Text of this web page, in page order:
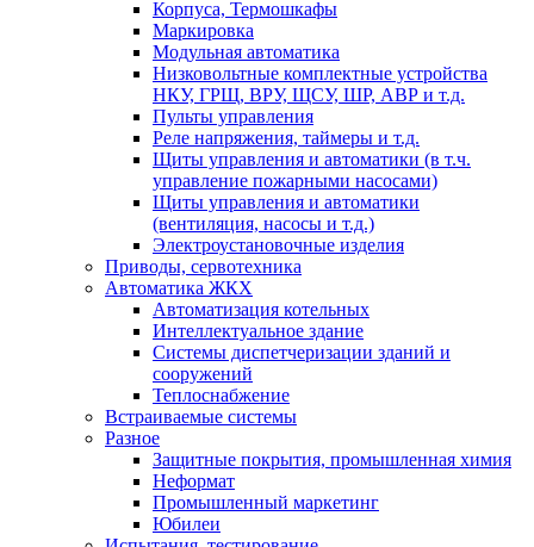
Корпуса, Термошкафы
Маркировка
Модульная автоматика
Низковольтные комплектные устройства
НКУ, ГРЩ, ВРУ, ЩСУ, ШР, АВР и т.д.
Пульты управления
Реле напряжения, таймеры и т.д.
Щиты управления и автоматики (в т.ч.
управление пожарными насосами)
Щиты управления и автоматики
(вентиляция, насосы и т.д.)
Электроустановочные изделия
Приводы, сервотехника
Автоматика ЖКХ
Автоматизация котельных
Интеллектуальное здание
Системы диспетчеризации зданий и
сооружений
Теплоснабжение
Встраиваемые системы
Разное
Защитные покрытия, промышленная химия
Неформат
Промышленный маркетинг
Юбилеи